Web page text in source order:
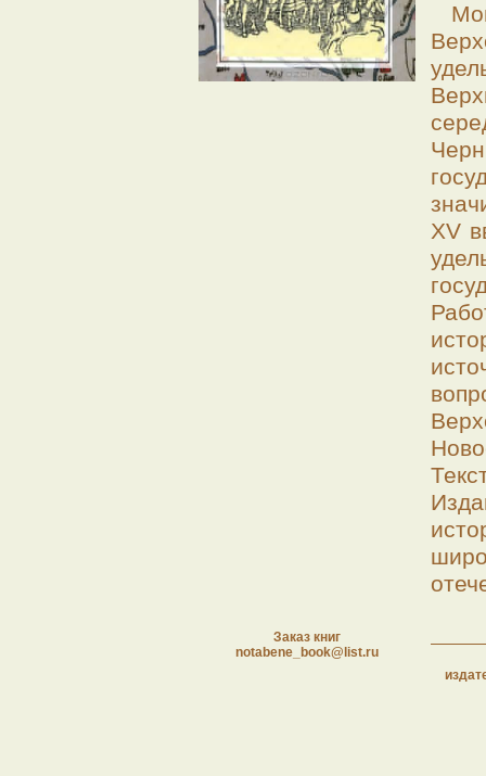
XV
Заказ книг
notabene_book@list.ru